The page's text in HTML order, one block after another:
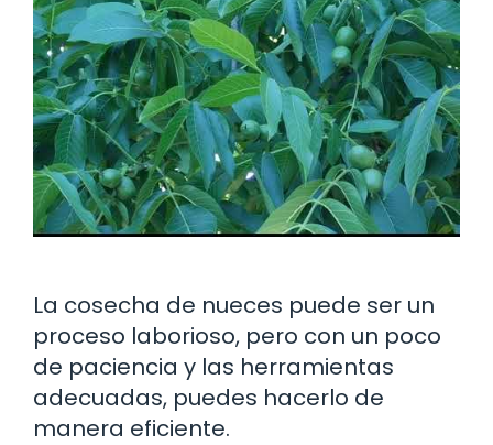
La cosecha de nueces puede ser un
proceso laborioso, pero con un poco
de paciencia y las herramientas
adecuadas, puedes hacerlo de
manera eficiente.